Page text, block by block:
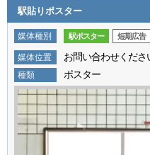
間帯別、日別での放映内容の変更可 ※商品仕様が変更される場
ざいます。予めご了承下さい。
板.comスタッフまでお問い合わ
駅貼りポスター
媒体種別 駅ポスター 短期広告
媒体位置 お問い合わせくださ
種類 ポスター